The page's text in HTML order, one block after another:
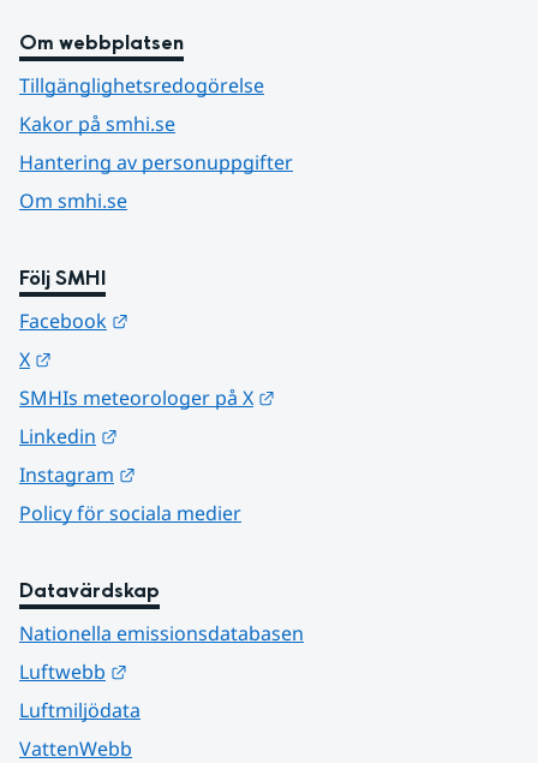
Om webbplatsen
Tillgänglighetsredogörelse
Kakor på smhi.se
Hantering av personuppgifter
Om smhi.se
Följ SMHI
Facebook
X
SMHIs meteorologer på X
Linkedin
Instagram
Policy för sociala medier
Datavärdskap
Nationella emissionsdatabasen
Luftwebb
Luftmiljödata
VattenWebb